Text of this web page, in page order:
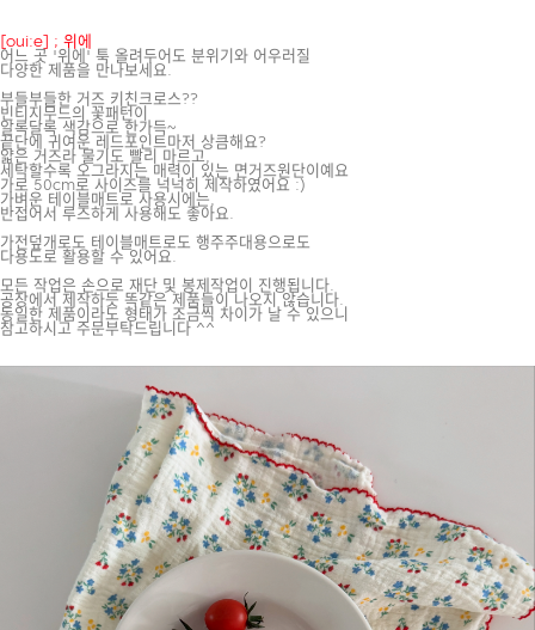
[oui:e] ; 위에
어느 곳 '위에' 툭 올려두어도 분위기와 어우러질
다양한 제품을 만나보세요.
부들부들한 거즈 키친크로스??
빈티지무드의 꽃패턴이
알록달록 색감으로 한가득~
끝단에 귀여운 레드포인트마저 상큼해요?
얇은 거즈라 물기도 빨리 마르고,
세탁할수록 오그라지는 매력이 있는 면거즈원단이예요
가로 50cm로 사이즈를 넉넉히 제작하였어요 :)
가벼운 테이블매트로 사용시에는,
반접어서 루즈하게 사용해도 좋아요.
가전덮개로도 테이블매트로도 행주주대용으로도
다용도로 활용할 수 있어요.
모든 작업은 손으로 재단 및 봉제작업이 진행됩니다.
공장에서 제작하듯 똑같은 제품들이 나오지 않습니다.
동일한 제품이라도 형태가 조금씩 차이가 날 수 있으니
참고하시고 주문부탁드립니다 ^^